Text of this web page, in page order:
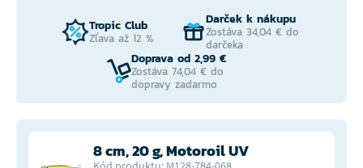
Tropic Club
Zľava až 12 %
Darček k nákupu
Zostáva 34,04 € do
darčeka
Doprava od 2,99 €
Zostáva 74,04 € do
dopravy zadarmo
8 cm, 20 g, Motoroil UV